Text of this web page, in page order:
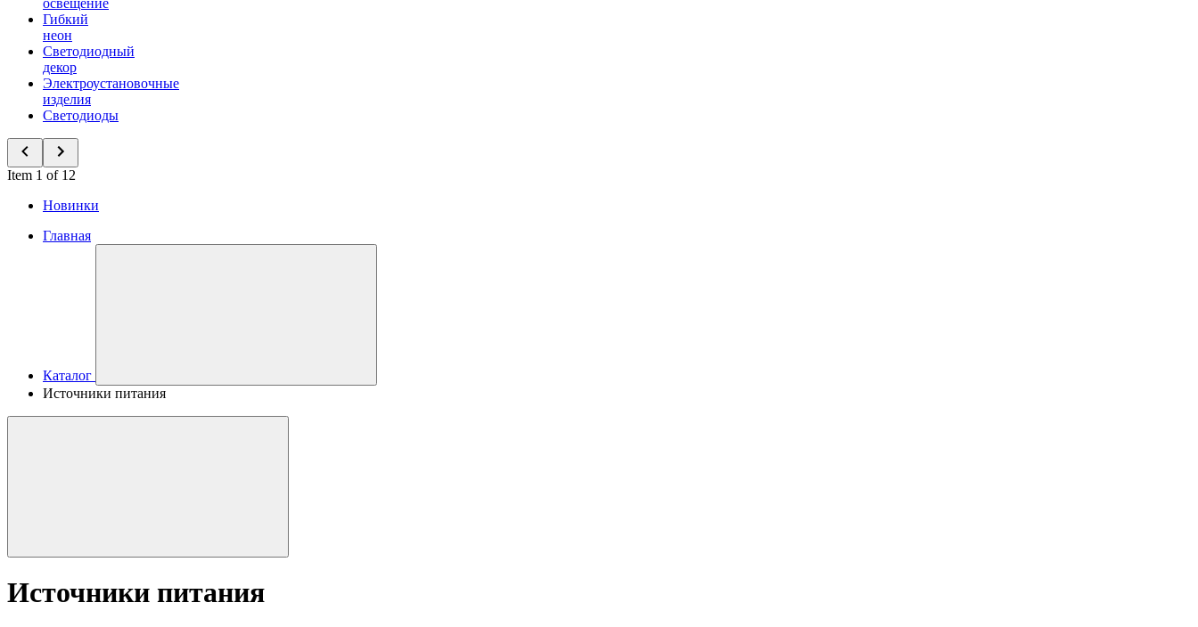
освещение
Гибкий
неон
Светодиодный
декор
Электроустановочные
изделия
Светодиоды
Item 1 of 12
Новинки
Главная
Каталог
Источники питания
Источники питания